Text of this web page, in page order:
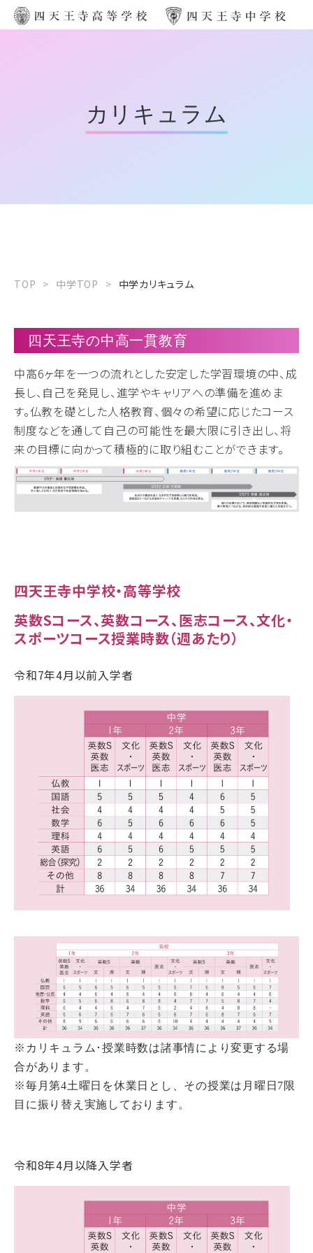
カリキュラム
TOP > 中学TOP > 中学カリキュラム
四天王寺の中高一貫教育
中高6ヶ年を一つの流れとした安定した学習環境の中、成
長し、自己を発見し、進学やキャリアへの準備を進めま
す。仏教を礎とした人格教育、個々の希望に応じたコース
制度などを通して自己の可能性を最大限に引き出し、将
来の目標に向かって積極的に取り組むことができます。
四天王寺中学校・高等学校
英数Sコース、英数コース、医志コース、文化・
スポーツコース授業時数（週あたり）
令和7年4月以前入学者
※カリキュラム･授業時数は諸事情により変更する場
合があります。
※毎月第4土曜日を休業日とし、その授業は月曜日7限
目に振り替え実施しております。
令和8年4月以降入学者